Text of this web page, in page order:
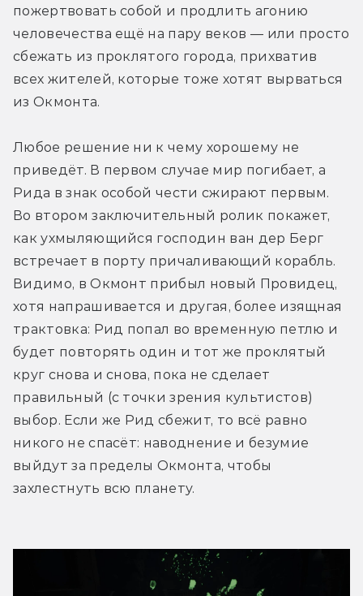
пожертвовать собой и продлить агонию
человечества ещё на пару веков — или просто
сбежать из проклятого города, прихватив
всех жителей, которые тоже хотят вырваться
из Окмонта.
Любое решение ни к чему хорошему не
приведёт. В первом случае мир погибает, а
Рида в знак особой чести сжирают первым.
Во втором заключительный ролик покажет,
как ухмыляющийся господин ван дер Берг
встречает в порту причаливающий корабль.
Видимо, в Окмонт прибыл новый Провидец,
хотя напрашивается и другая, более изящная
трактовка: Рид попал во временную петлю и
будет повторять один и тот же проклятый
круг снова и снова, пока не сделает
правильный (с точки зрения культистов)
выбор. Если же Рид сбежит, то всё равно
никого не спасёт: наводнение и безумие
выйдут за пределы Окмонта, чтобы
захлестнуть всю планету.